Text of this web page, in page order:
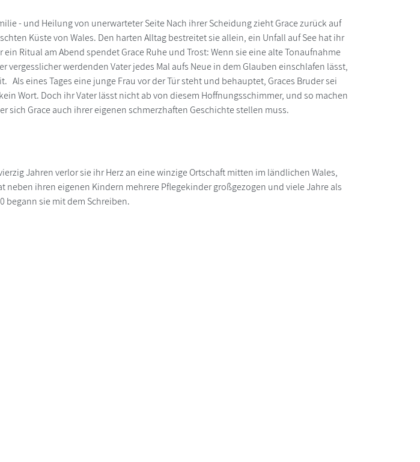
- und Heilung von unerwarteter Seite Nach ihrer Scheidung zieht Grace zurück auf
Küste von Wales. Den harten Alltag bestreitet sie allein, ein Unfall auf See hat ihr
Ritual am Abend spendet Grace Ruhe und Trost: Wenn sie eine alte Tonaufnahme
vergesslicher werdenden Vater jedes Mal aufs Neue in dem Glauben einschlafen lässt,
Als eines Tages eine junge Frau vor der Tür steht und behauptet, Graces Bruder sei
Wort. Doch ihr Vater lässt nicht ab von diesem Hoffnungsschimmer, und so machen
sich Grace auch ihrer eigenen schmerzhaften Geschichte stellen muss.
Jahren verlor sie ihr Herz an eine winzige Ortschaft mitten im ländlichen Wales,
neben ihren eigenen Kindern mehrere Pflegekinder großgezogen und viele Jahre als
begann sie mit dem Schreiben.